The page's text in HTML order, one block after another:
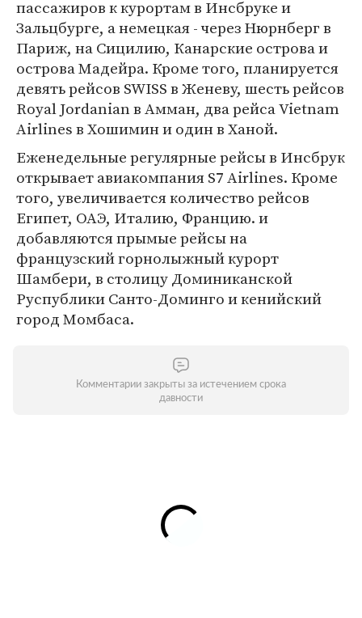
пассажиров к курортам в Инсбруке и
Зальцбурге, а немецкая - через Нюрнберг в
Париж, на Сицилию, Канарские острова и
острова Мадейра. Кроме того, планируется
девять рейсов SWISS в Женеву, шесть рейсов
Royal Jordanian в Амман, два рейса Vietnam
Airlines в Хошимин и один в Ханой.
Еженедельные регулярные рейсы в Инсбрук
открывает авиакомпания S7 Airlines. Кроме
того, увеличивается количество рейсов
Египет, ОАЭ, Италию, Францию. и
добавляются прымые рейсы на
французский горнолыжный курорт
Шамбери, в столицу Доминиканской
Руспублики Санто-Доминго и кенийский
город Момбаса.
Комментарии закрыты за истечением срока
давности